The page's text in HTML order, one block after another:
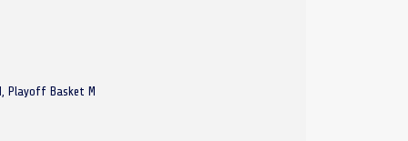
Playoff Basket M